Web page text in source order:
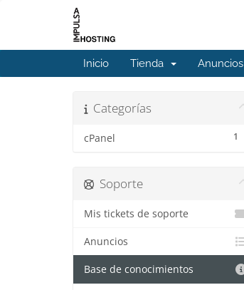
Inicio Tienda Anuncios
Categorías
1
cPanel
Soporte
Mis tickets de soporte
Anuncios
Base de conocimientos